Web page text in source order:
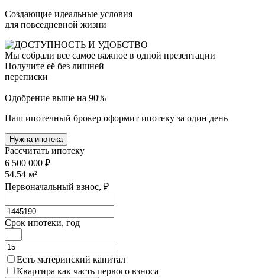
Создающие идеальные условия
для повседневной жизни
Мы собрали все самое важное в одной презентации
Получите её без лишней
переписки
Одобрение выше на 90%
Наш ипотечный брокер оформит ипотеку за один день
Нужна ипотека
Рассчитать ипотеку
6 500 000 ₽
54.54 м²
Первоначальный взнос, ₽
Срок ипотеки, год
Есть материнский капитал
Квартира как часть первого взноса